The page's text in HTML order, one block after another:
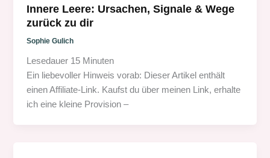
Innere Leere: Ursachen, Signale & Wege
zurück zu dir
Sophie Gulich
Lesedauer 15 Minuten
Ein liebevoller Hinweis vorab: Dieser Artikel enthält
einen Affiliate-Link. Kaufst du über meinen Link, erhalte
ich eine kleine Provision –